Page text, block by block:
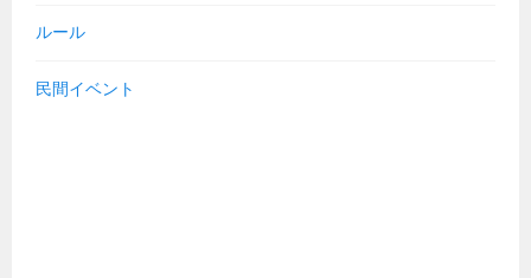
ルール
民間イベント